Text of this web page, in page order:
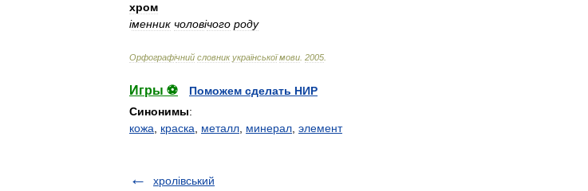
хром
іменник чоловічого роду
Орфографічний словник української мови 2005
Игры ⚽
Поможем сделать НИР
Синонимы:
кожа
краска металл минерал элемент
хролівський